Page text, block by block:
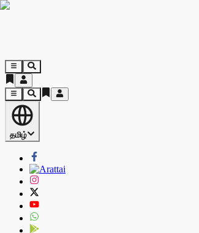
தமிழ்